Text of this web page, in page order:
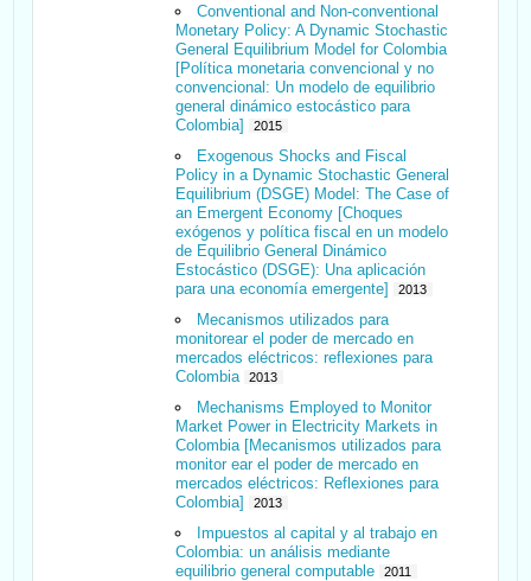
Conventional and Non-conventional
Monetary Policy: A Dynamic Stochastic
General Equilibrium Model for Colombia
[Política monetaria convencional y no
convencional: Un modelo de equilibrio
general dinámico estocástico para
Colombia]
2015
Exogenous Shocks and Fiscal
Policy in a Dynamic Stochastic General
Equilibrium (DSGE) Model: The Case of
an Emergent Economy [Choques
exógenos y política fiscal en un modelo
de Equilibrio General Dinámico
Estocástico (DSGE): Una aplicación
para una economía emergente]
2013
Mecanismos utilizados para
monitorear el poder de mercado en
mercados eléctricos: reflexiones para
Colombia
2013
Mechanisms Employed to Monitor
Market Power in Electricity Markets in
Colombia [Mecanismos utilizados para
monitor ear el poder de mercado en
mercados eléctricos: Reflexiones para
Colombia]
2013
Impuestos al capital y al trabajo en
Colombia: un análisis mediante
equilibrio general computable
2011